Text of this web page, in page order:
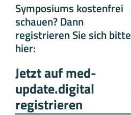
Symposiums kostenfrei
schauen? Dann
registrieren Sie sich bitte
hier:
Jetzt auf med-
update.digital
registrieren